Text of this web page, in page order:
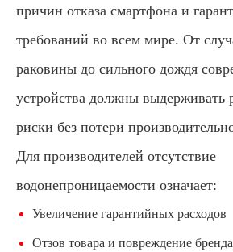
причин отказа смартфона и
требований во всем мире. От
раковины до сильного дождя
устройства должны выдерживать
риски без потери
Для производителей отсутствие
водонепроницаемости означает:
Увеличение гарантийных расходов
Отзов товара и повреждение бренда